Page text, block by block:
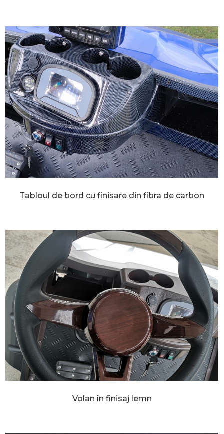
Tabloul de bord cu finisare din fibra de carbon
Volan în finisaj lemn